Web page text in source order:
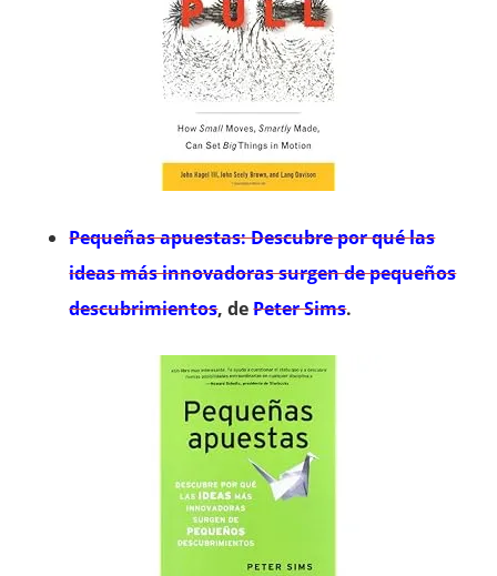
Pequeñas apuestas: Descubre por qué las
ideas más innovadoras surgen de pequeños
descubrimientos, dePeter Sims.